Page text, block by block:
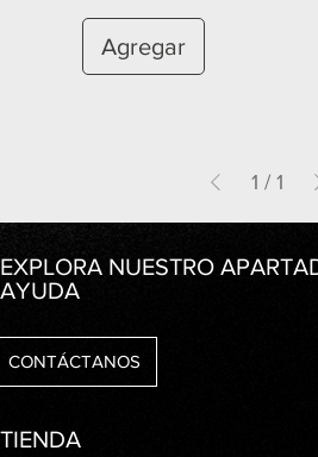
Agregar
1 / 1
EXPLORA NUESTRO
AYUDA
CONTÁCTANOS
TIENDA